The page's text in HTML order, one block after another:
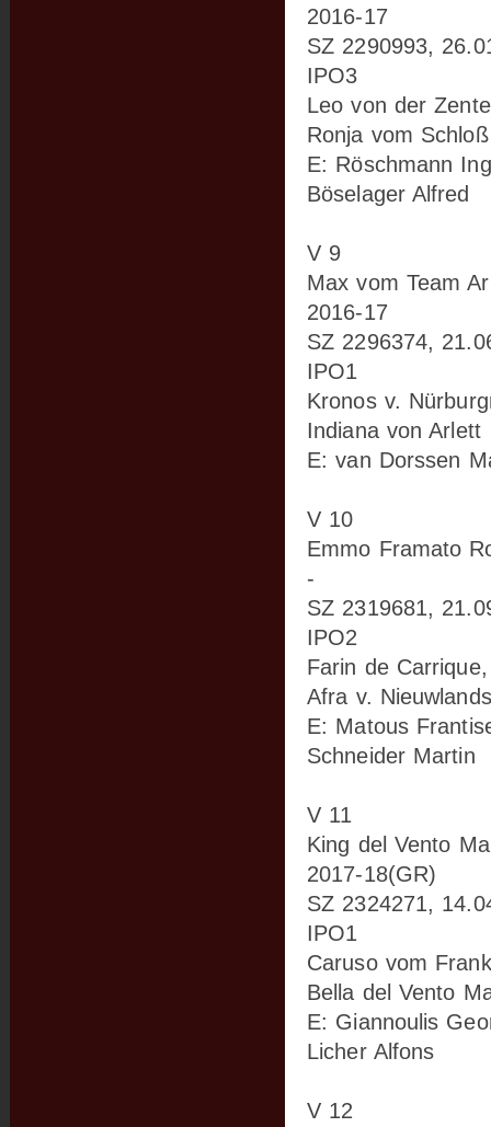
2016-17
SZ 2290993,
IPO3
Leo von der
Ronja vom
E: Röschmann
Böselager Alfred
V 9
Max vom Team
2016-17
SZ 2296374,
IPO1
Kronos v.
Indiana von Arlett
E: van Dorssen
V 10
Emmo Framato
-
SZ 2319681,
IPO2
Farin de Carrique,
Afra v.
E: Matous
Schneider Martin
V 11
King del Vento
2017-18(GR)
SZ 2324271,
IPO1
Caruso vom
Bella del Vento
E: Giannoulis
Licher Alfons
V 12